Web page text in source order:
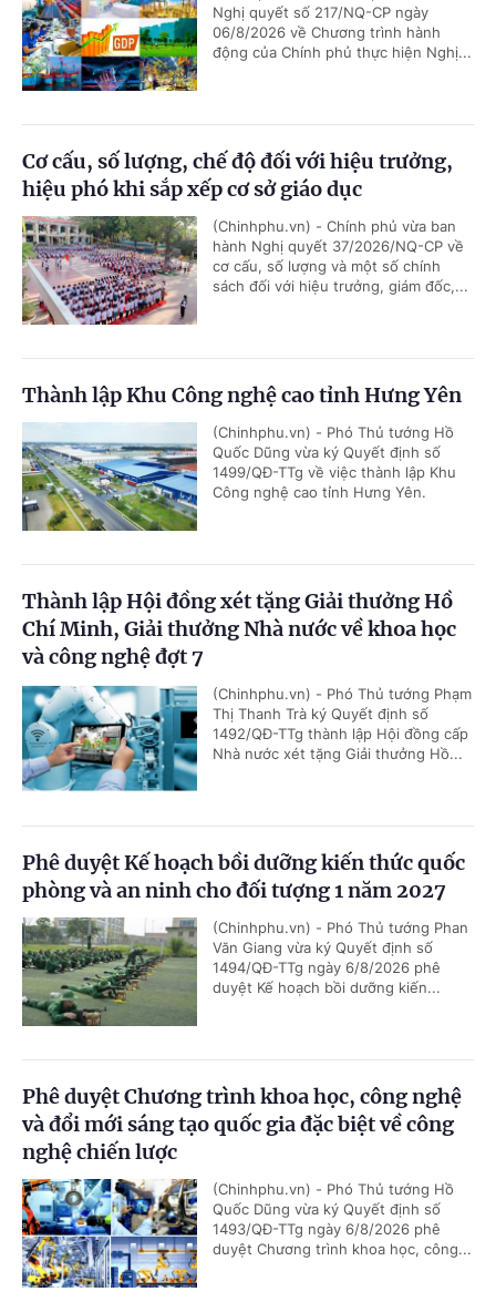
Nghị quyết số 217/NQ-CP ngày
06/8/2026 về Chương trình hành
động của Chính phủ thực hiện Nghị...
Cơ cấu, số lượng, chế độ đối với hiệu trưởng,
hiệu phó khi sắp xếp cơ sở giáo dục
(Chinhphu.vn) - Chính phủ vừa ban
hành Nghị quyết 37/2026/NQ-CP về
cơ cấu, số lượng và một số chính
sách đối với hiệu trưởng, giám đốc,...
Thành lập Khu Công nghệ cao tỉnh Hưng Yên
(Chinhphu.vn) - Phó Thủ tướng Hồ
Quốc Dũng vừa ký Quyết định số
1499/QĐ-TTg về việc thành lập Khu
Công nghệ cao tỉnh Hưng Yên.
Thành lập Hội đồng xét tặng Giải thưởng Hồ
Chí Minh, Giải thưởng Nhà nước về khoa học
và công nghệ đợt 7
(Chinhphu.vn) - Phó Thủ tướng Phạm
Thị Thanh Trà ký Quyết định số
1492/QĐ-TTg thành lập Hội đồng cấp
Nhà nước xét tặng Giải thưởng Hồ...
Phê duyệt Kế hoạch bồi dưỡng kiến thức quốc
phòng và an ninh cho đối tượng 1 năm 2027
(Chinhphu.vn) - Phó Thủ tướng Phan
Văn Giang vừa ký Quyết định số
1494/QĐ-TTg ngày 6/8/2026 phê
duyệt Kế hoạch bồi dưỡng kiến...
Phê duyệt Chương trình khoa học, công nghệ
và đổi mới sáng tạo quốc gia đặc biệt về công
nghệ chiến lược
(Chinhphu.vn) - Phó Thủ tướng Hồ
Quốc Dũng vừa ký Quyết định số
1493/QĐ-TTg ngày 6/8/2026 phê
duyệt Chương trình khoa học, công...